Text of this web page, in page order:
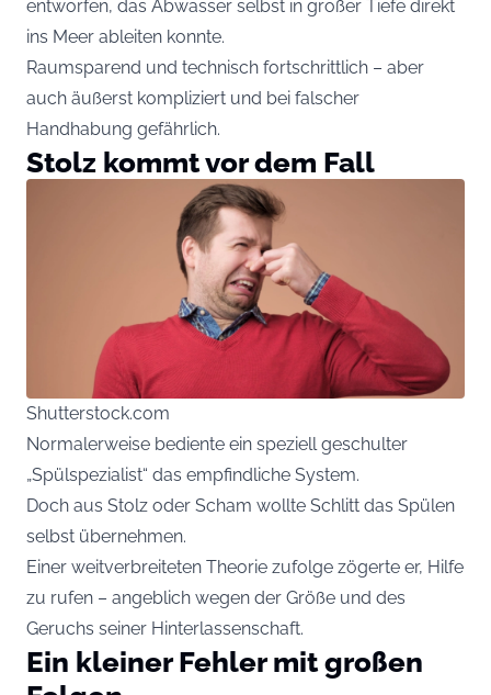
entworfen, das Abwasser selbst in großer Tiefe direkt
ins Meer ableiten konnte.
Raumsparend und technisch fortschrittlich – aber
auch äußerst kompliziert und bei falscher
Handhabung gefährlich.
Stolz kommt vor dem Fall
Shutterstock.com
Normalerweise bediente ein speziell geschulter
„Spülspezialist“ das empfindliche System.
Doch aus Stolz oder Scham wollte Schlitt das Spülen
selbst übernehmen.
Einer weitverbreiteten Theorie zufolge zögerte er, Hilfe
zu rufen – angeblich wegen der Größe und des
Geruchs seiner Hinterlassenschaft.
Ein kleiner Fehler mit großen